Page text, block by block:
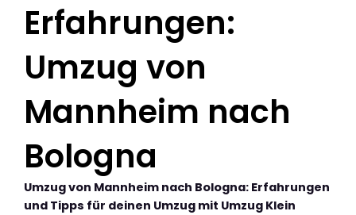
Erfahrungen:
Umzug von
Mannheim nach
Bologna
Umzug von Mannheim nach Bologna: Erfahrungen
und Tipps für deinen Umzug mit Umzug Klein